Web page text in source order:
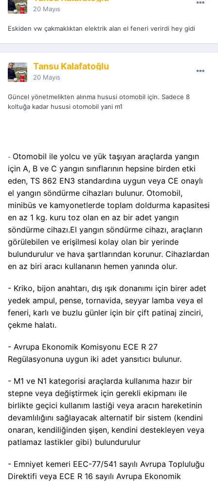
20 Mayıs
Eskiden vw çakmaklıktan elektrik alan el feneri verirdi hey gidi
Tansu Kalafatoğlu
20 Mayıs
Güncel yönetmelikten alınma hususi otomobil için. Sadece 8
koltuğa kadar hususi otomobil yani m1
- Otomobil ile yolcu ve yük taşıyan araçlarda yangın
için A, B ve C yangın sınıflarının hepsine birden etki
eden, TS 862 EN3 standardına uygun veya CE onaylı
el yangın söndürme cihazları bulunur. Otomobil,
minibüs ve kamyonetlerde toplam doldurma kapasitesi
en az 1 kg. kuru toz olan en az bir adet yangın
söndürme cihazı.El yangın söndürme cihazı, araçların
görülebilen ve erişilmesi kolay olan bir yerinde
bulundurulur ve hava şartlarından korunur. Cihazlardan
en az biri aracı kullananın hemen yanında olur.
- Kriko, bijon anahtarı, dış ışık donanımı için birer adet
yedek ampul, pense, tornavida, seyyar lamba veya el
feneri, karlı ve buzlu günler için bir çift patinaj zinciri,
çekme halatı.
- Avrupa Ekonomik Komisyonu ECE R 27
Regülasyonuna uygun iki adet yansıtıcı bulunur.
- M1 ve N1 kategorisi araçlarda kullanıma hazır bir
stepne veya değiştirmek için gerekli ekipmanı ile
birlikte geçici kullanım lastiği veya aracın hareketinin
devamlılığını sağlayacak alternatif bir sistem (kendini
onaran, kendiliğinden şişen, kendini destekleyen veya
patlamaz lastikler gibi) bulundurulur
- Emniyet kemeri EEC-77/541 sayılı Avrupa Topluluğu
Direktifi veya ECE R 16 sayılı Avrupa Ekonomik